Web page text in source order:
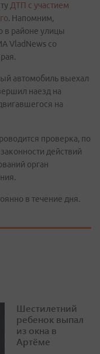
ДТП с участием
. Напомним,
в районе улицы
VladNews со
автомобиль выехал
наезд на
на
проверка, по
действий
орган
в течение дня.
Шестилетний
ребенок выпал
из окна в
Артёме